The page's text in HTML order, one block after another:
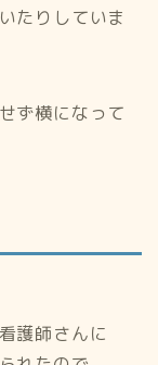
たりしていま
ず横になって
護師さんに